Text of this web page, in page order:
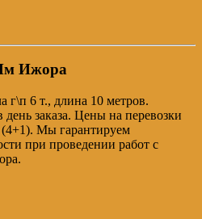
Ижора
г\п 6 т., длина 10 метров.
заказа. Цены на перевозки
Мы гарантируем
при проведении работ с